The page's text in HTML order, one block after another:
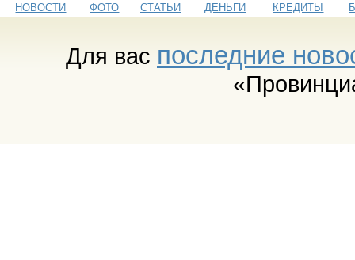
НОВОСТИ ФОТО СТАТЬИ ДЕНЬГИ КРЕДИТЫ
Для вас последние